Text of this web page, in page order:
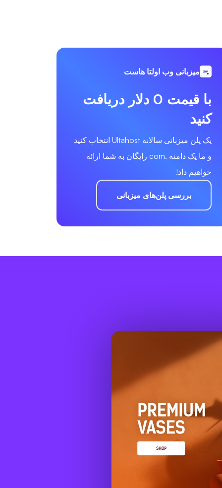
میزبانی وب اولتا هاست
با قیمت 0 دلار دریافت
کنید
یک پلن میزبانی سالانه Ultahost انتخاب کنید
و ما یک دامنه .com رایگان به شما ارائه
خواهیم داد!
بررسی پلن‌های میزبانی